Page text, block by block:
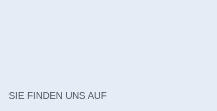
SIE FINDEN UNS AUF